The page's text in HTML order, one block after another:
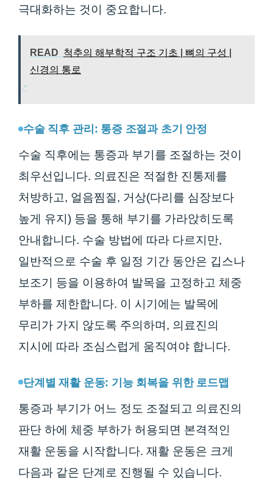
극대화하는 것이 중요합니다.
READ 척추의 해부학적 구조 기초 | 뼈의 구성 |
신경의 통로
수술 직후 관리: 통증 조절과 초기 안정
수술 직후에는 통증과 부기를 조절하는 것이
최우선입니다. 의료진은 적절한 진통제를
처방하고, 얼음찜질, 거상(다리를 심장보다
높게 유지) 등을 통해 부기를 가라앉히도록
안내합니다. 수술 방법에 따라 다르지만,
일반적으로 수술 후 일정 기간 동안은 깁스나
보조기 등을 이용하여 발목을 고정하고 체중
부하를 제한합니다. 이 시기에는 발목에
무리가 가지 않도록 주의하며, 의료진의
지시에 따라 조심스럽게 움직여야 합니다.
단계별 재활 운동: 기능 회복을 위한 로드맵
통증과 부기가 어느 정도 조절되고 의료진의
판단 하에 체중 부하가 허용되면 본격적인
재활 운동을 시작합니다. 재활 운동은 크게
다음과 같은 단계로 진행될 수 있습니다.